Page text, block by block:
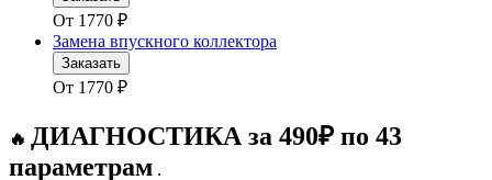
От 1770 ₽
Замена впускного коллектора
Заказать
От 1770 ₽
🔥 ДИАГНОСТИКА за 490₽ по 43
параметрам .